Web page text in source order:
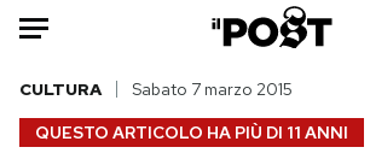
Auto
HOME
QUESTO ARTICOLO HA PIÙ DI 11 ANNI
CULTURA Sabato 7 marzo 2015